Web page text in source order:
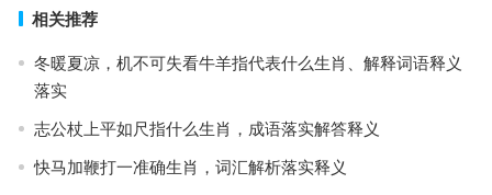
相关推荐
冬暖夏凉，机不可失看牛羊指代表什么生肖、解释词语释义
落实
志公杖上平如尺指什么生肖，成语落实解答释义
快马加鞭打一准确生肖，词汇解析落实释义